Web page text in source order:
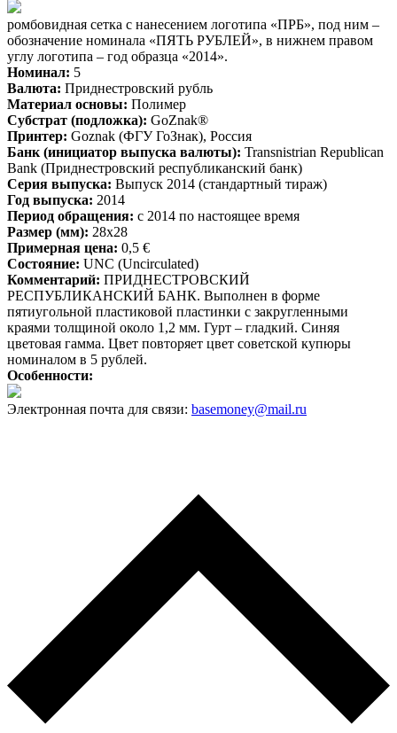
ромбовидная сетка с нанесением логотипа «ПРБ», под ним –
обозначение номинала «ПЯТЬ РУБЛЕЙ», в нижнем правом
углу логотипа – год образца «2014».
Номинал: 5
Валюта: Приднестровский рубль
Материал основы: Полимер
Субстрат (подложка): GoZnak®
Принтер: Goznak (ФГУ ГоЗнак), Россия
Банк (инициатор выпуска валюты): Transnistrian Republican
Bank (Приднестровский республиканский банк)
Серия выпуска: Выпуск 2014 (стандартный тираж)
Год выпуска: 2014
Период обращения: с 2014 по настоящее время
Размер (мм): 28x28
Примерная цена: 0,5 €
Состояние: UNC (Uncirculated)
Комментарий: ПРИДНЕСТРОВСКИЙ
РЕСПУБЛИКАНСКИЙ БАНК. Выполнен в форме
пятиугольной пластиковой пластинки с закругленными
краями толщиной около 1,2 мм. Гурт – гладкий. Синяя
цветовая гамма. Цвет повторяет цвет советской купюры
номиналом в 5 рублей.
Особенности:
Электронная почта для связи: basemoney@mail.ru